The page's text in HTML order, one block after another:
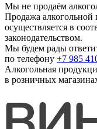
Мы не продаём
Продажа
осуществляется в
законодательством.
Мы будем рады
по телефону +7 985
Алкогольная
в розничных